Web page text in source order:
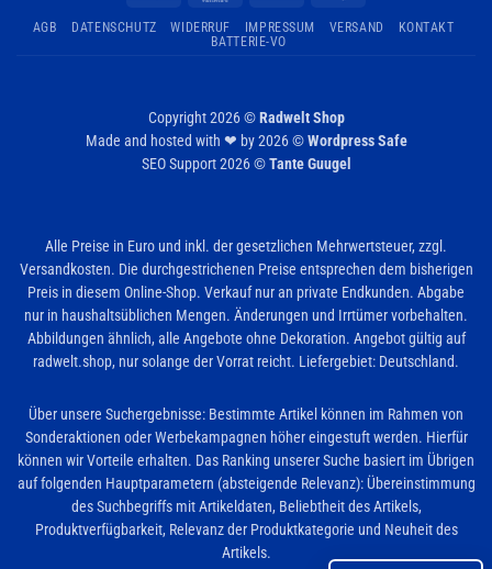
AGB DATENSCHUTZ WIDERRUF IMPRESSUM VERSAND
KONTAKT
BATTERIE-VO
Copyright 2026 ©Radwelt Shop
Made and hosted with ❤ by 2026 ©Wordpress Safe
SEO Support 2026 ©Tante Guugel
Alle Preise in Euro und inkl. der gesetzlichen Mehrwertsteuer, zzgl.
Versandkosten. Die durchgestrichenen Preise entsprechen dem bisherigen
Preis in diesem Online-Shop. Verkauf nur an private Endkunden. Abgabe
nur in haushaltsüblichen Mengen. Änderungen und Irrtümer vorbehalten.
Abbildungen ähnlich, alle Angebote ohne Dekoration. Angebot gültig auf
radwelt.shop, nur solange der Vorrat reicht. Liefergebiet: Deutschland.
Über unsere Suchergebnisse: Bestimmte Artikel können im Rahmen von
Sonderaktionen oder Werbekampagnen höher eingestuft werden. Hierfür
können wir Vorteile erhalten. Das Ranking unserer Suche basiert im Übrigen
auf folgenden Hauptparametern (absteigende Relevanz): Übereinstimmung
des Suchbegriffs mit Artikeldaten, Beliebtheit des Artikels,
Produktverfügbarkeit, Relevanz der Produktkategorie und Neuheit des
Artikels.